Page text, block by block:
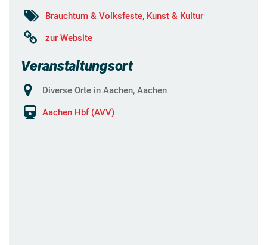
Brauchtum & Volksfeste, Kunst & Kultur
zur Website
Veranstaltungsort
Diverse Orte in Aachen, Aachen
Aachen Hbf (AVV)